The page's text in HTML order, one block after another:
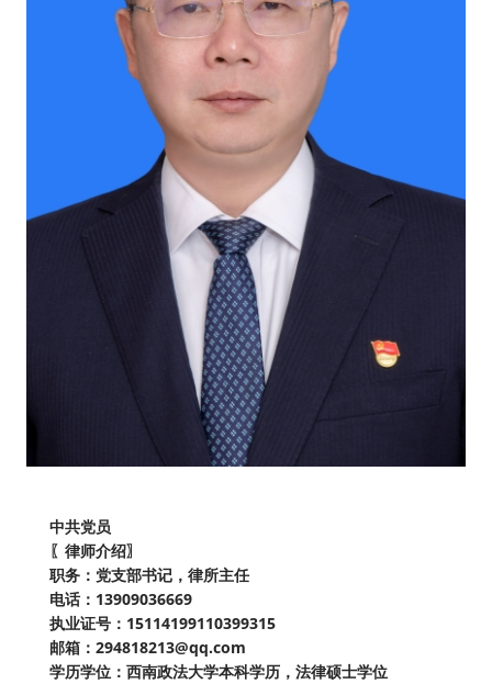
中共党员
〖律师介绍〗
职务： 党支部书记，律所主任
电话： 13909036669
执业证号： 15114199110399315
邮箱：294818213@qq.com
学历学位：西南政法大学本科学历 ，法律硕士学位